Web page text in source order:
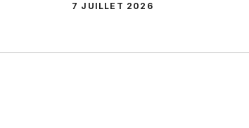
7 JUILLET 2026